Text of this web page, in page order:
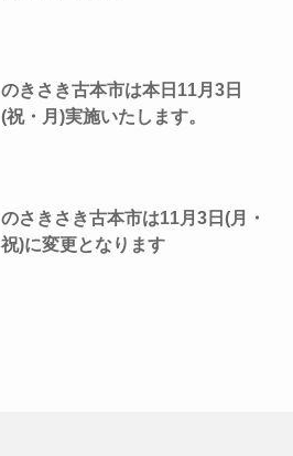
のきさき古本市は本日11月3日
(祝・月)実施いたします。
のさきさき古本市は11月3日(月・
祝)に変更となります